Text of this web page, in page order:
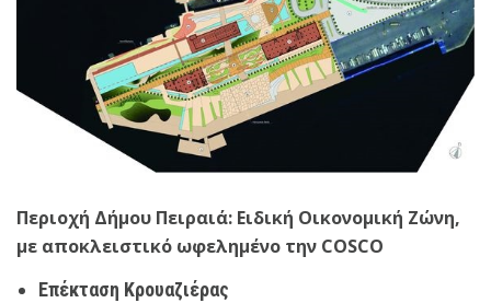
Περιοχή Δήμου Πειραιά: Ειδική Οικονομική Ζώνη,
με αποκλειστικό ωφελημένο την COSCO
Επέκταση Κρουαζιέρας